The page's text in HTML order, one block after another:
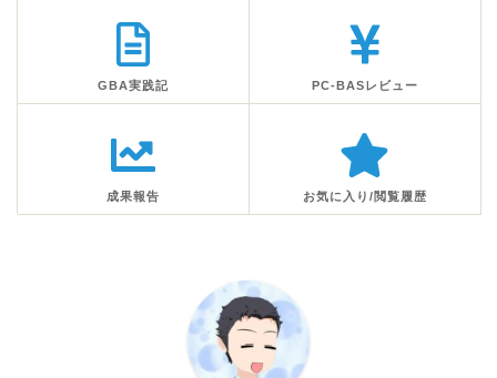
GBA実践記 PC-BASレビュー
成果報告 お気に入り/閲覧履歴